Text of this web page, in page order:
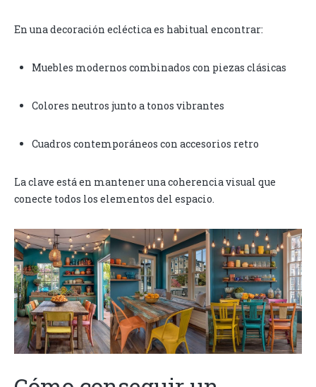
En una decoración ecléctica es habitual encontrar:
Muebles modernos combinados con piezas clásicas
Colores neutros junto a tonos vibrantes
Cuadros contemporáneos con accesorios retro
La clave está en mantener una coherencia visual que
conecte todos los elementos del espacio.